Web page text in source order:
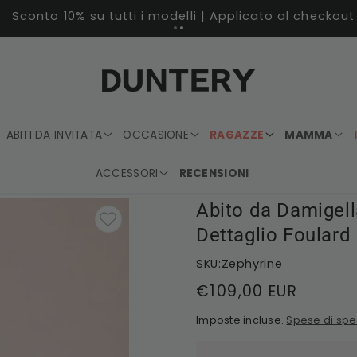
Sconto 10% su tutti i modelli | Applicato al checkout
ABITI DA INVITATA OCCASIONE RAGAZZE MAMMA
ACCESSORI RECENSIONI
Abito da
Dettaglio Foulard
SKU:Zephyrine
Prezzo
di
€109,00 EUR
Imposte incluse. Spese di